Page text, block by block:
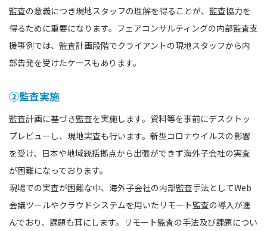
監査の意義につき現地スタッフの理解を得ることが、監査協力を
得るために重要になります。フェアコンサルティングの内部監査支
援事例では、監査計画段階でクライアントの現地スタッフから内
部告発を受けたケースもあります。
②監査実施
監査計画に基づき監査を実施します。資料等を事前にデスクトッ
プレビューし、現地実査も行います。新型コロナウイルスの影響
を受け、日本や地域統括拠点から出張ができず海外子会社の実査
が困難になっております。
現場での実査が困難な中、海外子会社の内部監査手法としてWeb
会議ツールやクラウドシステムを用いたリモート監査の導入が進
んでおり、課題も耳にします。リモート監査の手法及び課題につい